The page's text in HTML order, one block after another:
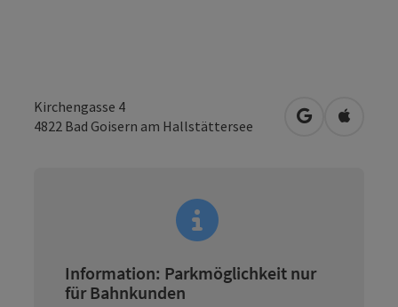
Kirchengasse 4
4822 Bad Goisern am Hallstättersee in Google
in
Information: Parkmöglichkeit nur
für Bahnkunden